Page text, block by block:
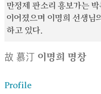
만정제 판소리 흥보가는
이어졌으며 이명희 선생님
하고 있다.
故 慕汀 이명희 명창
Profile